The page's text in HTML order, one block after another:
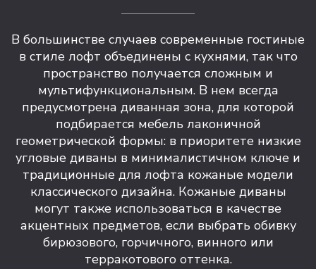
В большинстве случаев современные гостиные
в стиле лофт объединены с кухнями, так что
пространство получается сложным и
мультифункциональным. В нем всегда
предусмотрена диванная зона, для которой
подбирается мебель лаконичной
геометрической формы: в приоритете низкие
угловые диваны в минималистичном ключе и
традиционные для лофта кожаные модели
классического дизайна. Кожаные диваны
могут также использоваться в качестве
акцентных предметов, если выбрать обивку
бирюзового, горчичного, винного или
терракотового оттенка.